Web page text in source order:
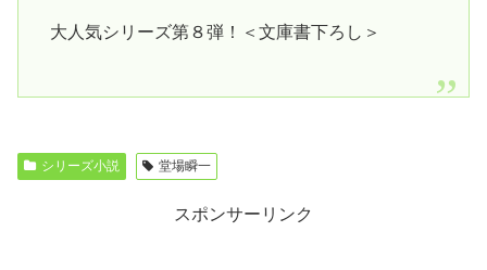
大人気シリーズ第８弾！＜文庫書下ろし＞
シリーズ小説 堂場瞬一
スポンサーリンク